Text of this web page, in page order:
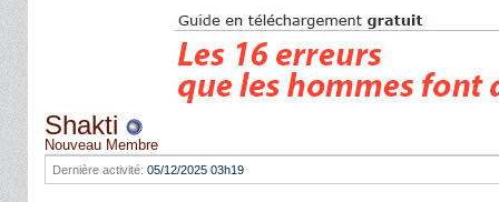
Shakti
Nouveau Membre
Dernière activité: 05/12/2025 03h19